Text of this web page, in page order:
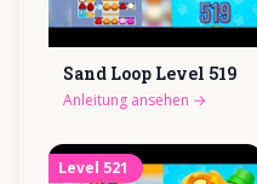
Sand Loop Level 519
Anleitung ansehen →
Level 521